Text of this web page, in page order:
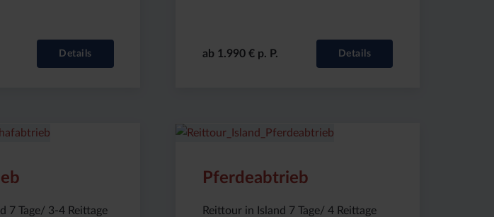
Details ab 1.990 € p. P. Details
7 Tage/ 3-4 Reittage
Pferdeabtrieb
Reittour in Island 7 Tage/ 4 Reittage
999999999
Dauer:
Reiseziel